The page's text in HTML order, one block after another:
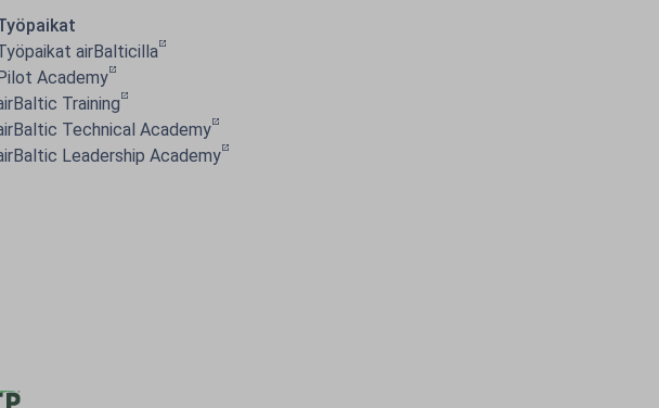
airBalticilla
Academy
Training
Technical Academy
Leadership Academy